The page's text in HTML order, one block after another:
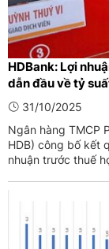
HDBank: Lợi
dẫn đầu về tỷ
đến 30%
31/10/2025
Ngân hàng TMCP
HDB) công bố kết
nhuận trước thuế